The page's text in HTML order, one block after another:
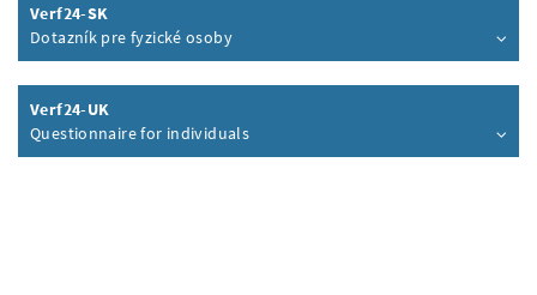
Verf24-SK
Dotazník pre fyzické osoby
Inhalt aufklappen
Verf24-UK
Questionnaire for individuals
Inhalt aufklappen